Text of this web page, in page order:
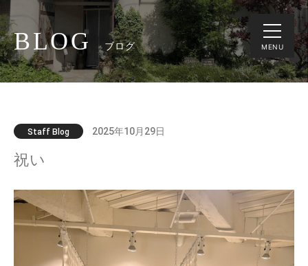
MENU
BLOG ブログ
Staff Blog 2025年10月29日
祝い